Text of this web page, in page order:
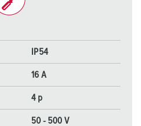
IP54
16 A
4 p
50 - 500 V